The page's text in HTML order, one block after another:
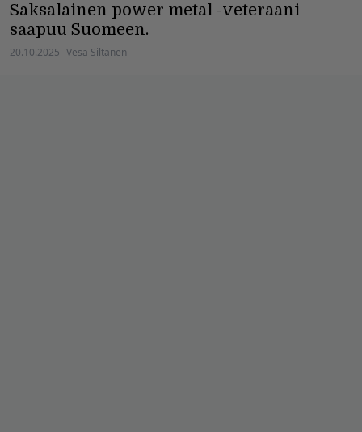
Saksalainen power metal -veteraani
saapuu Suomeen.
20.10.2025 Vesa Siltanen